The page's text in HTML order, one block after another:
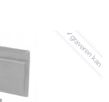
✓graveren kan